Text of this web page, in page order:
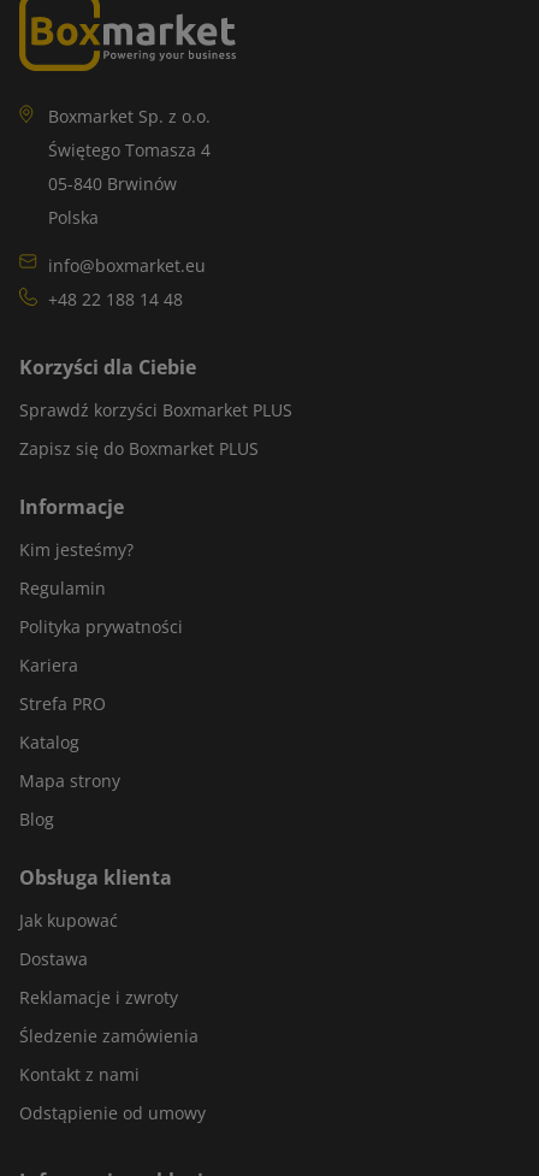
Boxmarket Sp. z o.o.
Świętego Tomasza 4
05-840 Brwinów
Polska
info@boxmarket.eu
+48 22 188 14 48
Korzyści dla Ciebie
Sprawdź korzyści Boxmarket PLUS
Zapisz się do Boxmarket PLUS
Informacje
Kim jesteśmy?
Regulamin
Polityka prywatności
Kariera
Strefa PRO
Katalog
Mapa strony
Blog
Obsługa klienta
Jak kupować
Dostawa
Reklamacje i zwroty
Śledzenie zamówienia
Kontakt z nami
Odstąpienie od umowy